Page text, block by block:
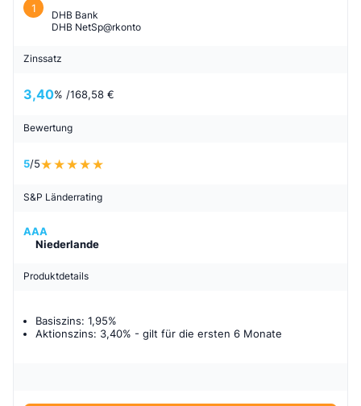
1
DHB Bank
DHB NetSp@rkonto
Zinssatz
3,40% /168,58 €
Bewertung
5/5
S&P Länderrating
AAA
Niederlande
Produktdetails
Basiszins: 1,95%
Aktionszins: 3,40% - gilt für die ersten 6 Monate